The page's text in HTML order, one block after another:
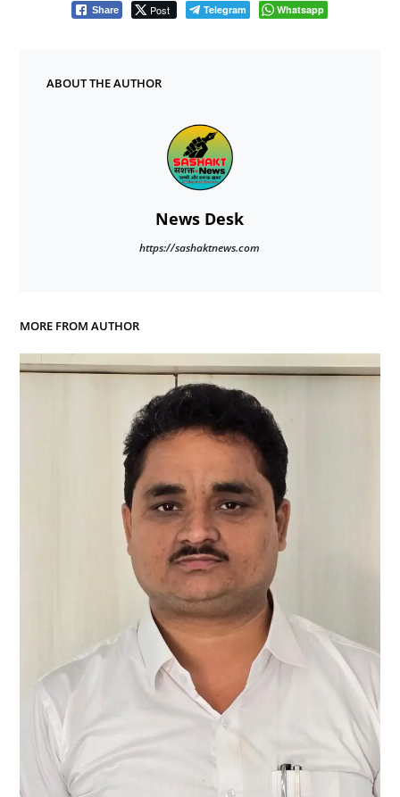
Share Post Telegram Whatsapp
ABOUT THE AUTHOR
News Desk
https://sashaktnews.com
MORE FROM AUTHOR